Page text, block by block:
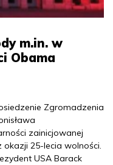
m.in. w
Obama
Zgromadzenia
zainicjowanej
25-lecia wolności.
USA Barack